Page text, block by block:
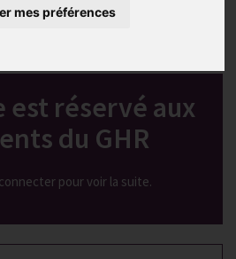
mes préférences
est réservé aux
du GHR
pour voir la suite.